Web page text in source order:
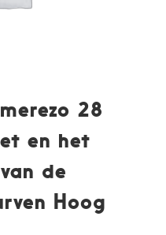
28
en het
de
Hoog